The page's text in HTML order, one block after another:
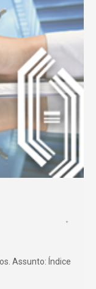
Assunto: Índice